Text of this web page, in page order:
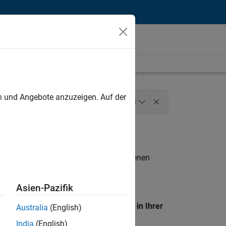
Marketing Services 3
. Wenn Sie noch immer keine offenen
unseres
Standort, um alle Stellenangebote in Ihrer
Angebote anzuzeigen. Auf der
Asien-Pazifik
Australia (English)
India (English)